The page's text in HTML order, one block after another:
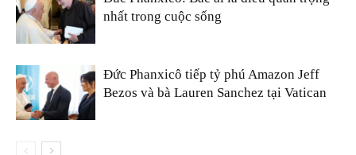
nhất trong cuộc sống
Đức Phanxicô tiếp tỷ phú Amazon Jeff
Bezos và bà Lauren Sanchez tại Vatican